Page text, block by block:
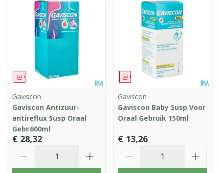
Geneesmiddel
Gaviscon
Gaviscon Antizuur-
antireflux Susp Oraal
Gebr.600ml
€ 28,32
Geneesmiddel
Gaviscon
Gaviscon Baby Susp Voor
Oraal Gebruik 150ml
€ 13,26